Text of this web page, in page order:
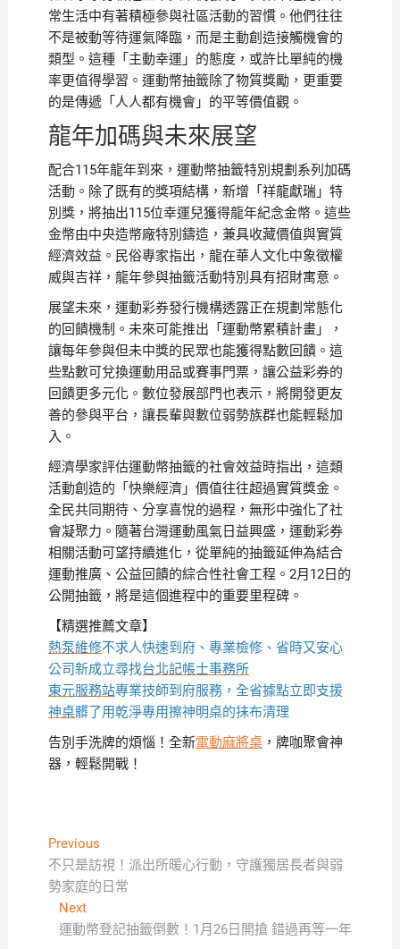
常生活中有著積極參與社區活動的習慣。他們往往
不是被動等待運氣降臨，而是主動創造接觸機會的
類型。這種「主動幸運」的態度，或許比單純的機
率更值得學習。運動幣抽籤除了物質獎勵，更重要
的是傳遞「人人都有機會」的平等價值觀。
龍年加碼與未來展望
配合115年龍年到來，運動幣抽籤特別規劃系列加碼
活動。除了既有的獎項結構，新增「祥龍獻瑞」特
別獎，將抽出115位幸運兒獲得龍年紀念金幣。這些
金幣由中央造幣廠特別鑄造，兼具收藏價值與實質
經濟效益。民俗專家指出，龍在華人文化中象徵權
威與吉祥，龍年參與抽籤活動特別具有招財寓意。
展望未來，運動彩券發行機構透露正在規劃常態化
的回饋機制。未來可能推出「運動幣累積計畫」，
讓每年參與但未中獎的民眾也能獲得點數回饋。這
些點數可兌換運動用品或賽事門票，讓公益彩券的
回饋更多元化。數位發展部門也表示，將開發更友
善的參與平台，讓長輩與數位弱勢族群也能輕鬆加
入。
經濟學家評估運動幣抽籤的社會效益時指出，這類
活動創造的「快樂經濟」價值往往超過實質獎金。
全民共同期待、分享喜悅的過程，無形中強化了社
會凝聚力。隨著台灣運動風氣日益興盛，運動彩券
相關活動可望持續進化，從單純的抽籤延伸為結合
運動推廣、公益回饋的綜合性社會工程。2月12日的
公開抽籤，將是這個進程中的重要里程碑。
【精選推薦文章】
熱泵維修不求人快速到府、專業檢修、省時又安心
公司新成立尋找台北記帳士事務所
東元服務站專業技師到府服務，全省據點立即支援
神桌髒了用乾淨專用擦神明桌的抹布清理
告別手洗牌的煩惱！全新電動麻將桌，牌咖聚會神
器，輕鬆開戰！
文
章
導
覽
PreviousPrevious
post:
不只是訪視！派出所暖心行動，守護獨居長者與弱
勢家庭的日常
NextNext
post:
運動幣登記抽籤倒數！1月26日開搶 錯過再等一年